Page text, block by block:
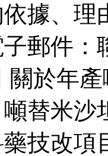
據、理
郵件：
關於年
替米沙
技改項